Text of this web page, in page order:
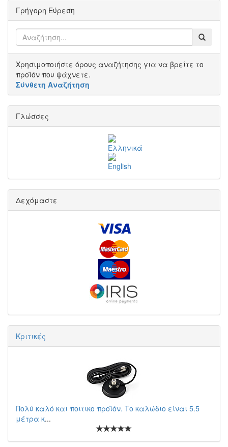
Γρήγορη Εύρεση
Χρησιμοποιήστε όρους αναζήτησης για να βρείτε το
προϊόν που ψάχνετε.
Σύνθετη Αναζήτηση
Γλώσσες
Δεχόμαστε
Κριτικές
Πολύ καλό και ποιτικο προϊόν. Το καλώδιο είναι 5.5
μέτρα κ...